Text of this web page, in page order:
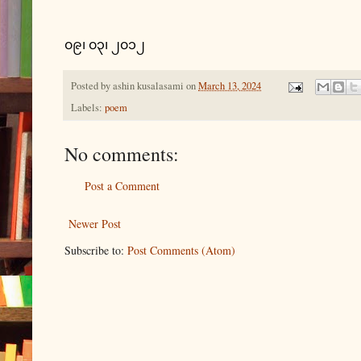
၀၉၊ ၀၃၊ ၂၀၁၂
Posted byashin kusalasami onMarch 13, 2024
Labels: poem
No comments:
Post a Comment
Newer Post
Subscribe to: Post Comments (Atom)